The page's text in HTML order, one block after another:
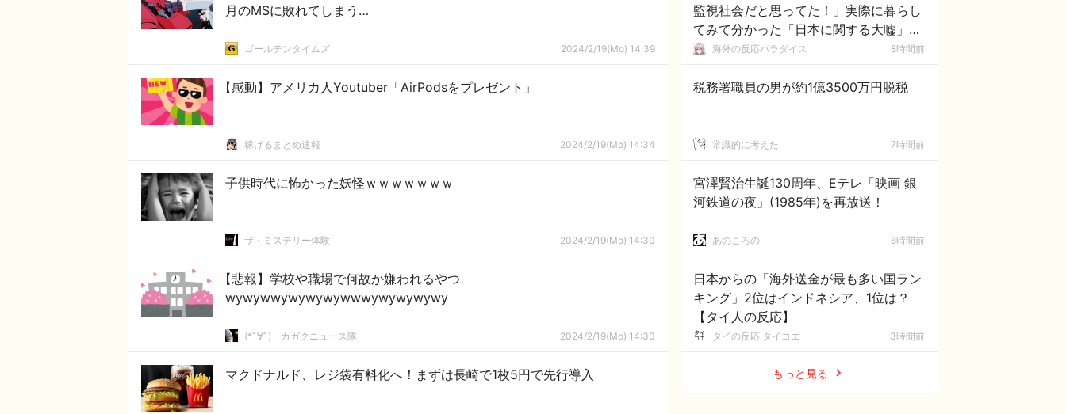
月のMSに敗れてしまう…
ゴールデンタイムズ 2024/2/19(Mo) 14:39
【感動】アメリカ人Youtuber「AirPodsをプレゼント」
稼げるまとめ速報 2024/2/19(Mo) 14:34
子供時代に怖かった妖怪ｗｗｗｗｗｗｗ
ザ・ミステリー体験 2024/2/19(Mo) 14:30
【悲報】学校や職場で何故か嫌われるやつ
wywywwywywywywwwywywywywy
(*ﾟ∀ﾟ)ゞカガクニュース隊 2024/2/19(Mo) 14:30
マクドナルド、レジ袋有料化へ！まずは長崎で1枚5円で先行導入
監視社会だと思ってた！」実際に暮らし
てみて分かった「日本に関する大嘘」に
外国人が大盛り上がり
海外の反応パラダイス 8時間前
税務署職員の男が約1億3500万円脱税
常識的に考えた 7時間前
宮澤賢治生誕130周年、Eテレ「映画 銀
河鉄道の夜」(1985年)を再放送！
あのころの 6時間前
日本からの「海外送金が最も多い国ラン
キング」2位はインドネシア、1位は？
【タイ人の反応】
タイの反応 タイコエ 3時間前
もっと見る